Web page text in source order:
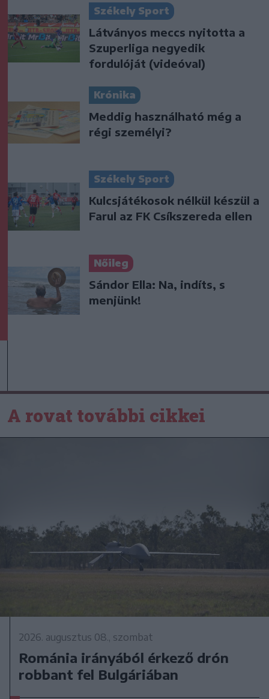
Székely Sport
Látványos meccs nyitotta a
Szuperliga negyedik
fordulóját (videóval)
Krónika
Meddig használható még a
régi személyi?
Székely Sport
Kulcsjátékosok nélkül készül a
Farul az FK Csíkszereda ellen
Nőileg
Sándor Ella: Na, indíts, s
menjünk!
A rovat további cikkei
2026. augusztus 08., szombat
Románia irányából érkező drón
robbant fel Bulgáriában